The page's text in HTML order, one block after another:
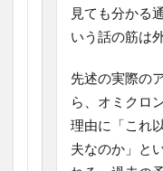
見ても分かる
いう話の筋は
先述の実際の
ら、オミクロ
理由に「これ
夫なのか」と